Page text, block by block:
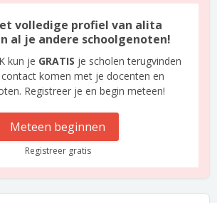
volledige profiel van alita
al je andere schoolgenoten!
kun je GRATIS je scholen terugvinden
komen met je docenten en
Registreer je en begin meteen!
Meteen beginnen
Registreer gratis